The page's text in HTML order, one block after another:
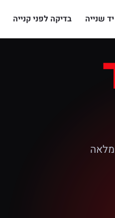
יד שנייה בדיקה לפני קנייה
מלאה